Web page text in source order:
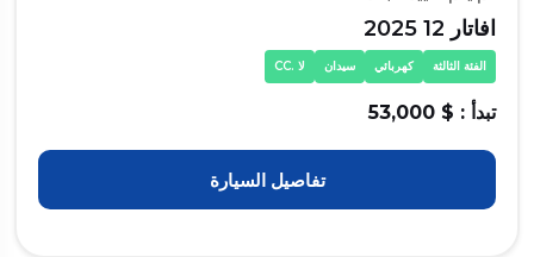
افاتار 12 2025
الفئة الثالثة كهربائي سيدان لا .CC
تبدأ : $ 53,000
تفاصيل السيارة